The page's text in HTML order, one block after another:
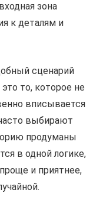
зона
к деталям и
сценарий
то, которое не
вписывается
выбирают
продуманы
в одной логике,
и приятнее,